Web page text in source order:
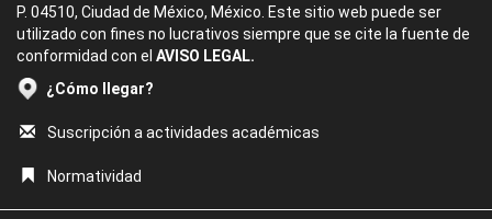
P. 04510, Ciudad de México, México. Este sitio web puede ser
utilizado con fines no lucrativos siempre que se cite la fuente de
conformidad con el AVISO LEGAL.
¿Cómo llegar?
Suscripción a actividades académicas
Normatividad